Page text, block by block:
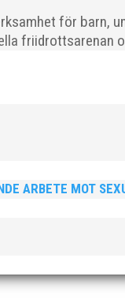
för barn,
friidrottsarenan
ARBETE MOT
valt att
blev det 72